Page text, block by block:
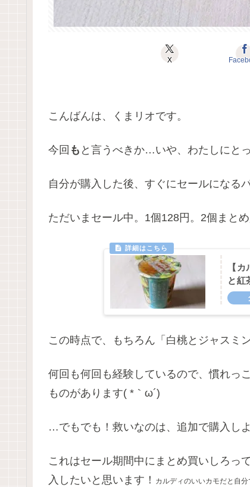
X
こんばんは、くまリオです。
今回 も と言うべきか…いや、わたしにと
自分が購入した後、すぐにセールになる
ただいまセール中。1個128円。2個まと
【
と紅
この時点で、もちろん「白桃とジャス
何回も何回も経験しているので、慣れっ
ものがあります( *｀ω´)
…でもでも！救いなのは、追加で購入し
これはセール期間中にまとめ買いしろっ
入したいと思います！
カルディのいいカモだと自